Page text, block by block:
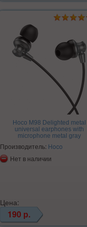
Hoco M98 Delighted metal
universal earphones with
microphone metal gray
Производитель: Hoco
Нет в наличии
Цена:
190 р.